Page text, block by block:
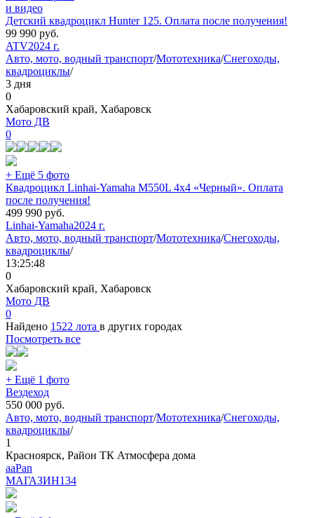
и видео
Детский квадроцикл Hunter 125. Оплата после получения!
99 990 руб.
ATV2024 г.
Авто, мото, водный транспорт/Мототехника/Снегоходы,
квадроциклы/
3 дня
0
Хабаровский край, Хабаровск
Мото ДВ
0
+ Ещё 5 фото
Квадроцикл Linhai-Yamaha M550L 4x4 «Черный». Оплата
после получения!
499 990 руб.
Linhai-Yamaha2024 г.
Авто, мото, водный транспорт/Мототехника/Снегоходы,
квадроциклы/
13:25:48
0
Хабаровский край, Хабаровск
Мото ДВ
0
Найдено 1522 лота в других городах
Посмотреть все
+ Ещё 1 фото
Вездеход
550 000 руб.
Авто, мото, водный транспорт/Мототехника/Снегоходы,
квадроциклы/
1
Красноярск, Район ТК Атмосфера дома
aaPan
МАГАЗИН134